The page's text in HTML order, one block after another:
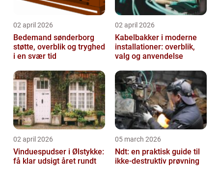
02 april 2026
Bedemand sønderborg
støtte, overblik og tryghed
i en svær tid
02 april 2026
Kabelbakker i moderne
installationer: overblik,
valg og anvendelse
02 april 2026
Vinduespudser i Ølstykke:
få klar udsigt året rundt
05 march 2026
Ndt: en praktisk guide til
ikke-destruktiv prøvning